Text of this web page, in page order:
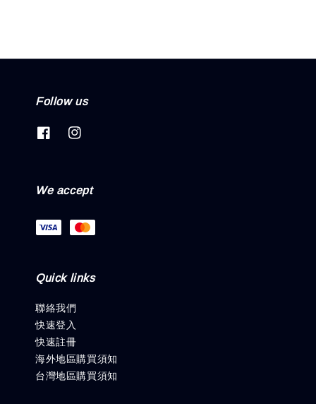
Follow us
We accept
Quick links
聯絡我們
快速登入
快速註冊
海外地區購買須知
台灣地區購買須知